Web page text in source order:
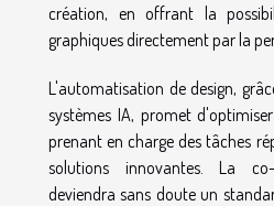
création, en offrant la
graphiques directement par la
L'automatisation de design,
systèmes IA, promet
prenant en charge des tâches
solutions innovantes. La
deviendra sans doute un